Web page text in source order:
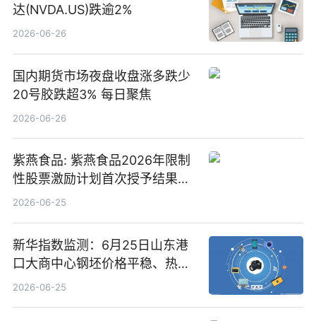
达(NVDA.US)跌逾2%
2026-06-26
国内期货市场夜盘收盘涨多跌少
20号胶跌超3% 每日聚焦
2026-06-26
紫燕食品: 紫燕食品2026年限制
性股票激励计划首次授予结果公
告-微资讯
2026-06-25
新华指数监测：6月25日山东港
口大商中心钢坯价格平稳、热轧
C料价格微幅下跌
2026-06-25